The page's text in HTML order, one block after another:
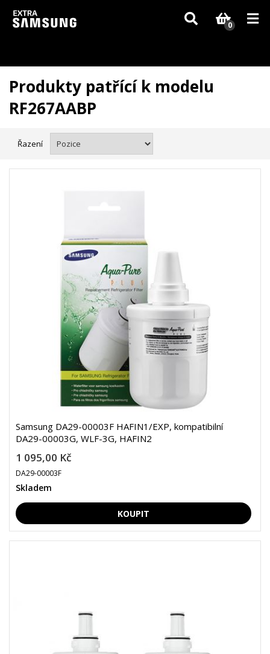
Vzhledem k aktuální situaci se může dodání dílů, které nejsou skladem,
zpozdit. Děkujeme za pochopení.
0
Produkty patřící k modelu
RF267AABP
Řazení
Samsung DA29-00003F HAFIN1/EXP, kompatibilní
DA29-00003G, WLF-3G, HAFIN2
1 095,00 Kč
DA29-00003F
Skladem